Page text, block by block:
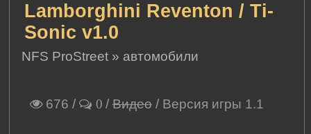
Lamborghini Reventon / Ti-
Sonic v1.0
NFS ProStreet » автомобили
676 / 0 /Видео/ Версия игры 1.1